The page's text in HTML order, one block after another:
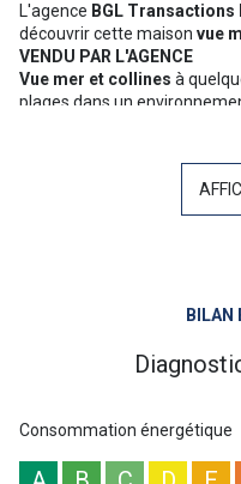
L'agence BGL
découvrir cette maison vue
VENDU PAR L'AGENCE
Vue mer et collines à
plages dans un
De plain-pied, elle bénéficie
suite parentale avec salle
d'une deuxième chambre.
A visiter rapidement
“Les informations sur les
BILAN
Consommation énergétique